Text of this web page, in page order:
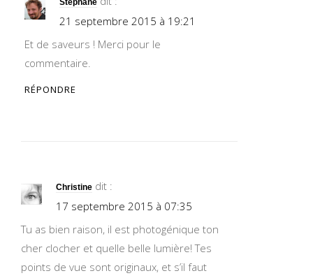
Stéphane
21 septembre 2015 à 19:21
Et de saveurs ! Merci pour le
commentaire.
RÉPONDRE
Christine dit :
17 septembre 2015 à 07:35
Tu as bien raison, il est photogénique ton
cher clocher et quelle belle lumière! Tes
points de vue sont originaux, et s’il faut